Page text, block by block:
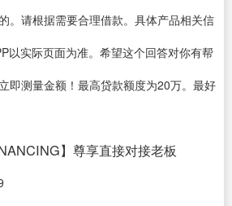
。请根据需要合理借款。具体产品相关信
以实际页面为准。希望这个回答对你有帮
即测量金额！最高贷款额度为20万。最好
】尊享直接对接老板